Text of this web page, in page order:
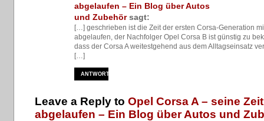
abgelaufen – Ein Blog über Autos
und Zubehör sagt:
[…] geschrieben ist die Zeit der ersten Corsa-Generation
abgelaufen, der Nachfolger Opel Corsa B ist günstig zu
dass der Corsa A weitestgehend aus dem Alltagseinsatz
[…]
ANTWORTEN
Leave a Reply to Opel Corsa A – seine
abgelaufen – Ein Blog über Autos und